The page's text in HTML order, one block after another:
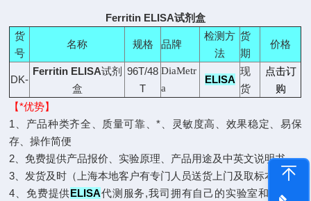
Ferritin ELISA试剂盒
货
号
名称 规格 品牌
检测方
法
货
期
价格
DK-
Ferritin ELISA试剂
盒
96T/48
T
DiaMetr
a
ELISA
现
货
点击订
购
【*优势】
1、产品种类齐全、质量可靠、*、灵敏度高、效果稳定、易保
存、操作简便
2、免费提供产品报价、实验原理、产品用途及中英文说明书
3、发货及时（上海本地客户有专门人员送货上门及取标本）
4、免费提供ELISA代测服务,我司拥有自己的实验室和技术团